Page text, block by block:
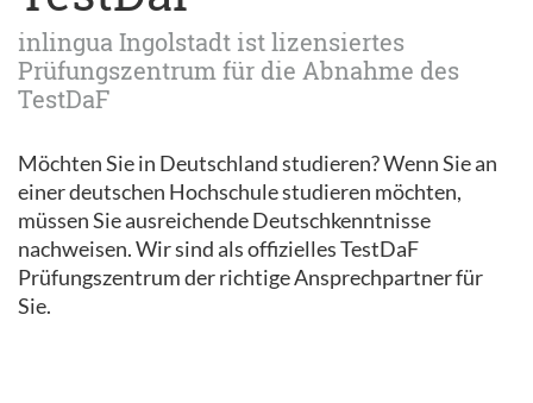
inlingua Ingolstadt ist lizensiertes
Prüfungszentrum für die Abnahme des
TestDaF
Möchten Sie in Deutschland studieren? Wenn Sie an
einer deutschen Hochschule studieren möchten,
müssen Sie ausreichende Deutschkenntnisse
nachweisen. Wir sind als offizielles TestDaF
Prüfungszentrum der richtige Ansprechpartner für
Sie.